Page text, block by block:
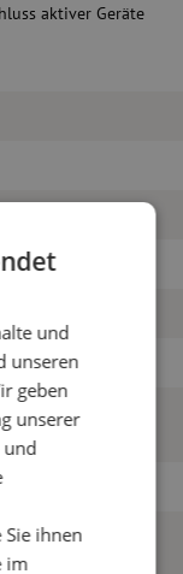
aktiver Geräte
LC/PC(uni)-SC/PC,
und
unseren
geben
unserer
und
ihnen
im